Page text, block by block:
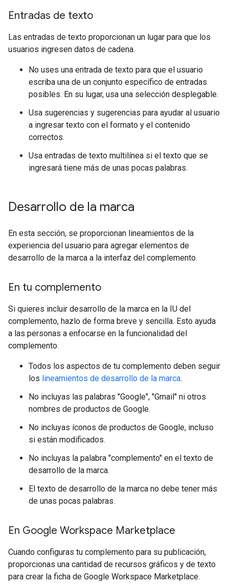
Entradas de texto
Las entradas de texto proporcionan un lugar para que los
usuarios ingresen datos de cadena.
No uses una entrada de texto para que el usuario
escriba una de un conjunto específico de entradas
posibles. En su lugar, usa una selección desplegable.
Usa sugerencias y sugerencias para ayudar al usuario
a ingresar texto con el formato y el contenido
correctos.
Usa entradas de texto multilínea si el texto que se
ingresará tiene más de unas pocas palabras.
Desarrollo de la marca
En esta sección, se proporcionan lineamientos de la
experiencia del usuario para agregar elementos de
desarrollo de la marca a la interfaz del complemento.
En tu complemento
Si quieres incluir desarrollo de la marca en la IU del
complemento, hazlo de forma breve y sencilla. Esto ayuda
a las personas a enfocarse en la funcionalidad del
complemento.
Todos los aspectos de tu complemento deben seguir
los lineamientos de desarrollo de la marca.
No incluyas las palabras "Google", "Gmail" ni otros
nombres de productos de Google.
No incluyas íconos de productos de Google, incluso
si están modificados.
No incluyas la palabra "complemento" en el texto de
desarrollo de la marca.
El texto de desarrollo de la marca no debe tener más
de unas pocas palabras.
En Google Workspace Marketplace
Cuando configuras tu complemento para su publicación,
proporcionas una cantidad de recursos gráficos y de texto
para crear la ficha de Google Workspace Marketplace.